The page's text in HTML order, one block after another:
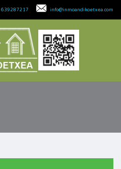
639287217 info@inmoandikoetxea.com